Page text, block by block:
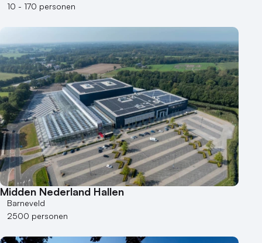
10 - 170 personen
Midden Nederland Hallen
Barneveld
2500 personen